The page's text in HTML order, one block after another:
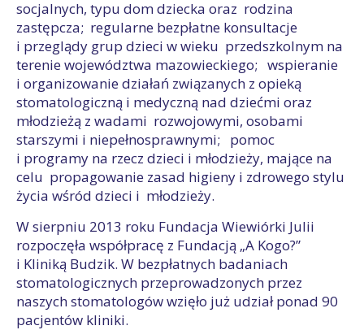
socjalnych, typu dom dziecka oraz rodzina
zastępcza; regularne bezpłatne konsultacje
i przeglądy grup dzieci w wieku przedszkolnym na
terenie województwa mazowieckiego; wspieranie
i organizowanie działań związanych z opieką
stomatologiczną i medyczną nad dziećmi oraz
młodzieżą z wadami rozwojowymi, osobami
starszymi i niepełnosprawnymi; pomoc
i programy na rzecz dzieci i młodzieży, mające na
celu propagowanie zasad higieny i zdrowego stylu
życia wśród dzieci i młodzieży.
W sierpniu 2013 roku Fundacja Wiewiórki Julii
rozpoczęła współpracę z Fundacją „A Kogo?”
i Kliniką Budzik. W bezpłatnych badaniach
stomatologicznych przeprowadzonych przez
naszych stomatologów wzięło już udział ponad 90
pacjentów kliniki.